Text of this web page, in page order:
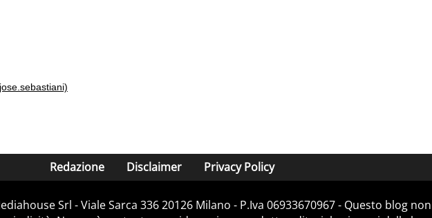
Redazione Disclaimer Privacy Policy
Srl - Viale Sarca 336 20126 Milano - P.Iva 06933670967 - Questo blog